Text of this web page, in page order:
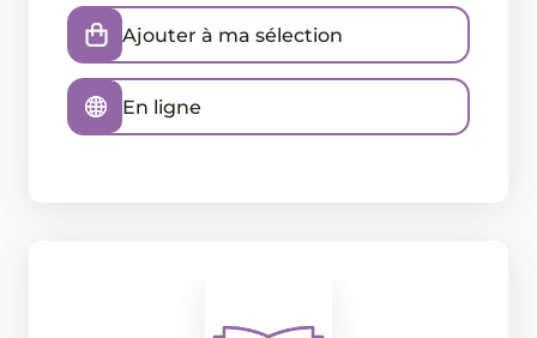
Ajouter à ma sélection
En ligne